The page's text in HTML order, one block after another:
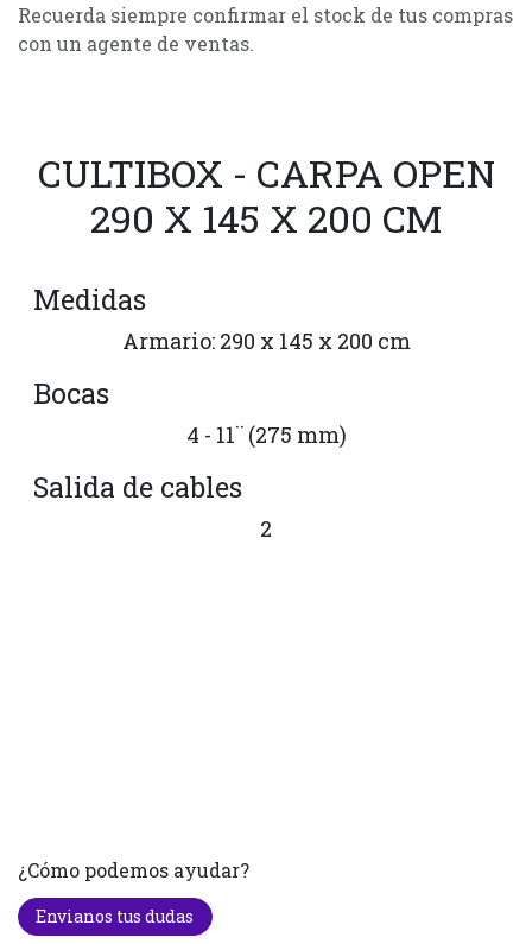
Recuerda siempre confirmar el stock de tus compras
con un agente de ventas.
CULTIBOX - CARPA OPEN
290 X 145 X 200 CM
Medidas
Armario: 290 x 145 x 200 cm
Bocas
4 - 11¨ (275 mm)
Salida de cables
2
¿Cómo podemos ayudar?
Envianos tus dudas